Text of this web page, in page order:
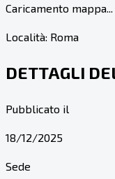
Caricamento mappa...
Località: Roma
DETTAGLI
Pubblicato il
18/12/2025
Sede